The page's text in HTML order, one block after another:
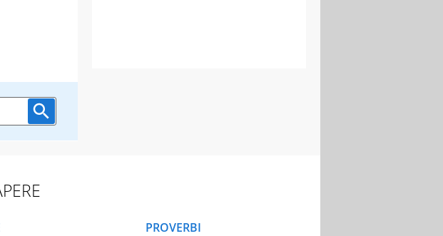
PROVERBI